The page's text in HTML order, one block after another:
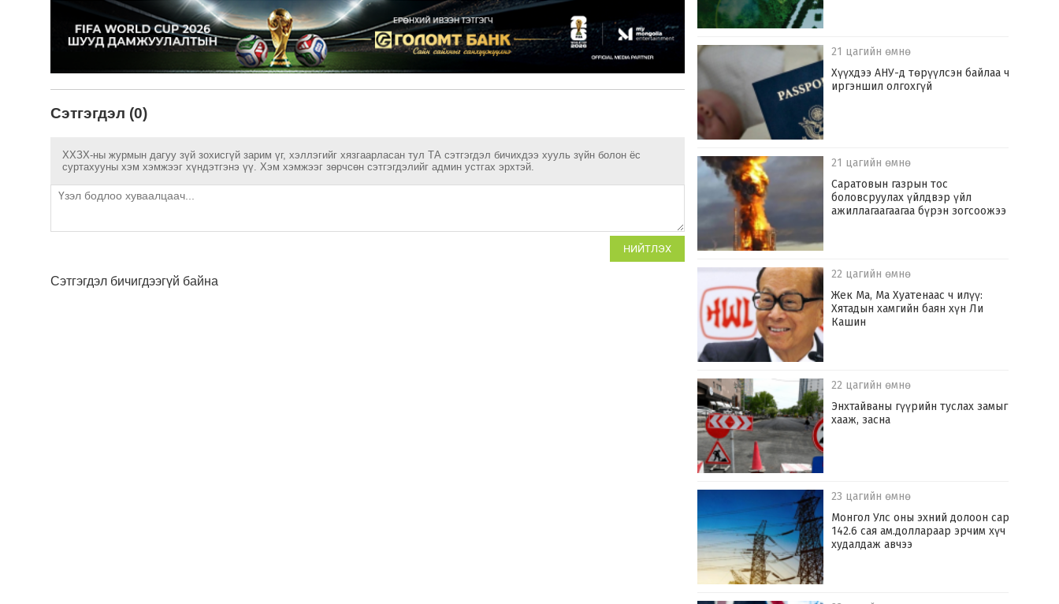
Сэтгэгдэл (0)
ХХЗХ-ны журмын дагуу зүй зохисгүй зарим үг, хэллэгийг хязгаарласан тул ТА сэтгэгдэл бичихдээ хууль зүйн болон ёс
суртахууны хэм хэмжээг хүндэтгэнэ үү. Хэм хэмжээг зөрчсөн сэтгэгдэлийг админ устгах эрхтэй.
НИЙТЛЭХ
Сэтгэгдэл бичигдээгүй байна
21 цагийн өмнө
Хүүхдээ АНУ-д төрүүлсэн байлаа ч
иргэншил олгохгүй
21 цагийн өмнө
Саратовын газрын тос
боловсруулах үйлдвэр үйл
ажиллагаагаагаа бүрэн зогсоожээ
22 цагийн өмнө
Жек Ма, Ма Хуатенаас ч илүү:
Хятадын хамгийн баян хүн Ли
Кашин
22 цагийн өмнө
Энхтайваны гүүрийн туслах замыг
хааж, засна
23 цагийн өмнө
Монгол Улс оны эхний долоон сард
142.6 сая ам.доллараар эрчим хүч
худалдаж авчээ